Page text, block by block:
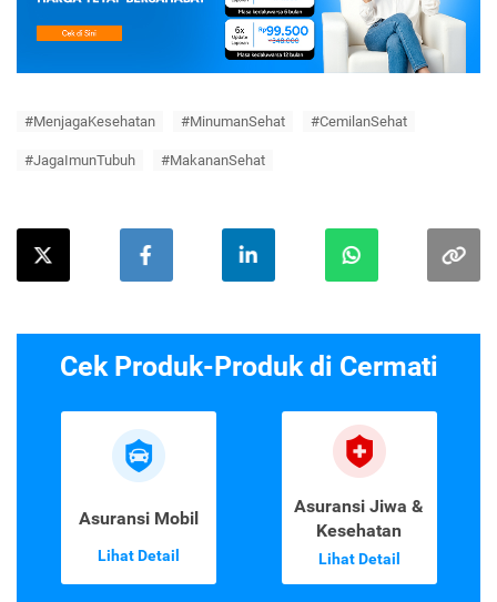
#MenjagaKesehatan #MinumanSehat #CemilanSehat
#JagaImunTubuh #MakananSehat
Cek Produk-Produk di Cermati
Asuransi Mobil
Lihat Detail
Asuransi Jiwa &
Kesehatan
Lihat Detail